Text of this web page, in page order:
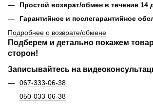
Простой возврат/обмен в течение 14
Гарантийное и послегарантийное
Подробнее о возврате/обмене
Подберем и детально покажем
сторон!
Записывайтесь на
067-333-06-38
050-033-06-38